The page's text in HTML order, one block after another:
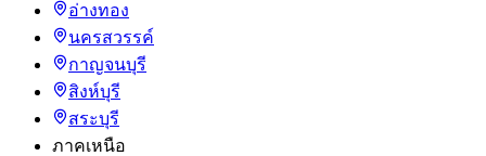
อ่างทอง
นครสวรรค์
กาญจนบุรี
สิงห์บุรี
สระบุรี
ภาคเหนือ